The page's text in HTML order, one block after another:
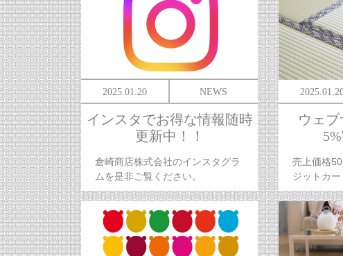
2025.01.20 NEWS
インスタでお得な情報随時
更新中！！
倉崎商店株式会社のインスタグラ
ムを是非ご覧ください。
ウェ
売上価格
ジットカー